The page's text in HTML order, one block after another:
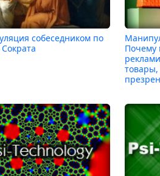
собеседником по
Почему
товары,